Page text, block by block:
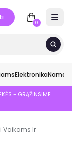
0
ElektronikaNamai
- GRĄŽINSIME
Vaikams Ir